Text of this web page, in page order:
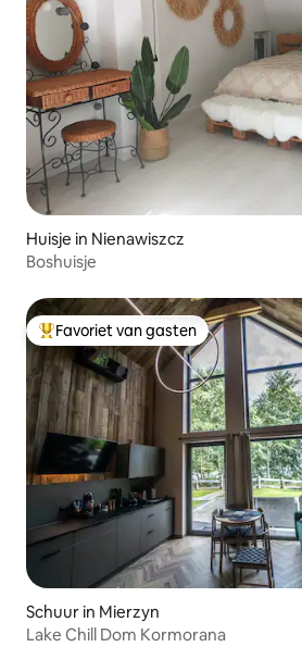
Huisje in Nienawiszcz
Boshuisje
Topfavoriet van gasten
Favoriet van gasten
Schuur in Mierzyn
Lake Chill Dom Kormorana